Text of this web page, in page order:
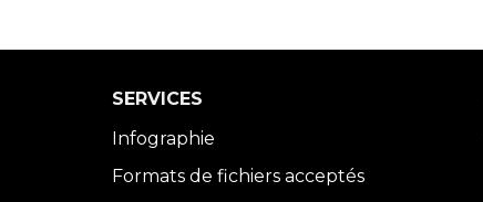
SERVICES
Infographie
Formats de fichiers acceptés